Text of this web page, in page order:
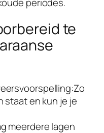
te
staat en kun je je
meerdere lagen